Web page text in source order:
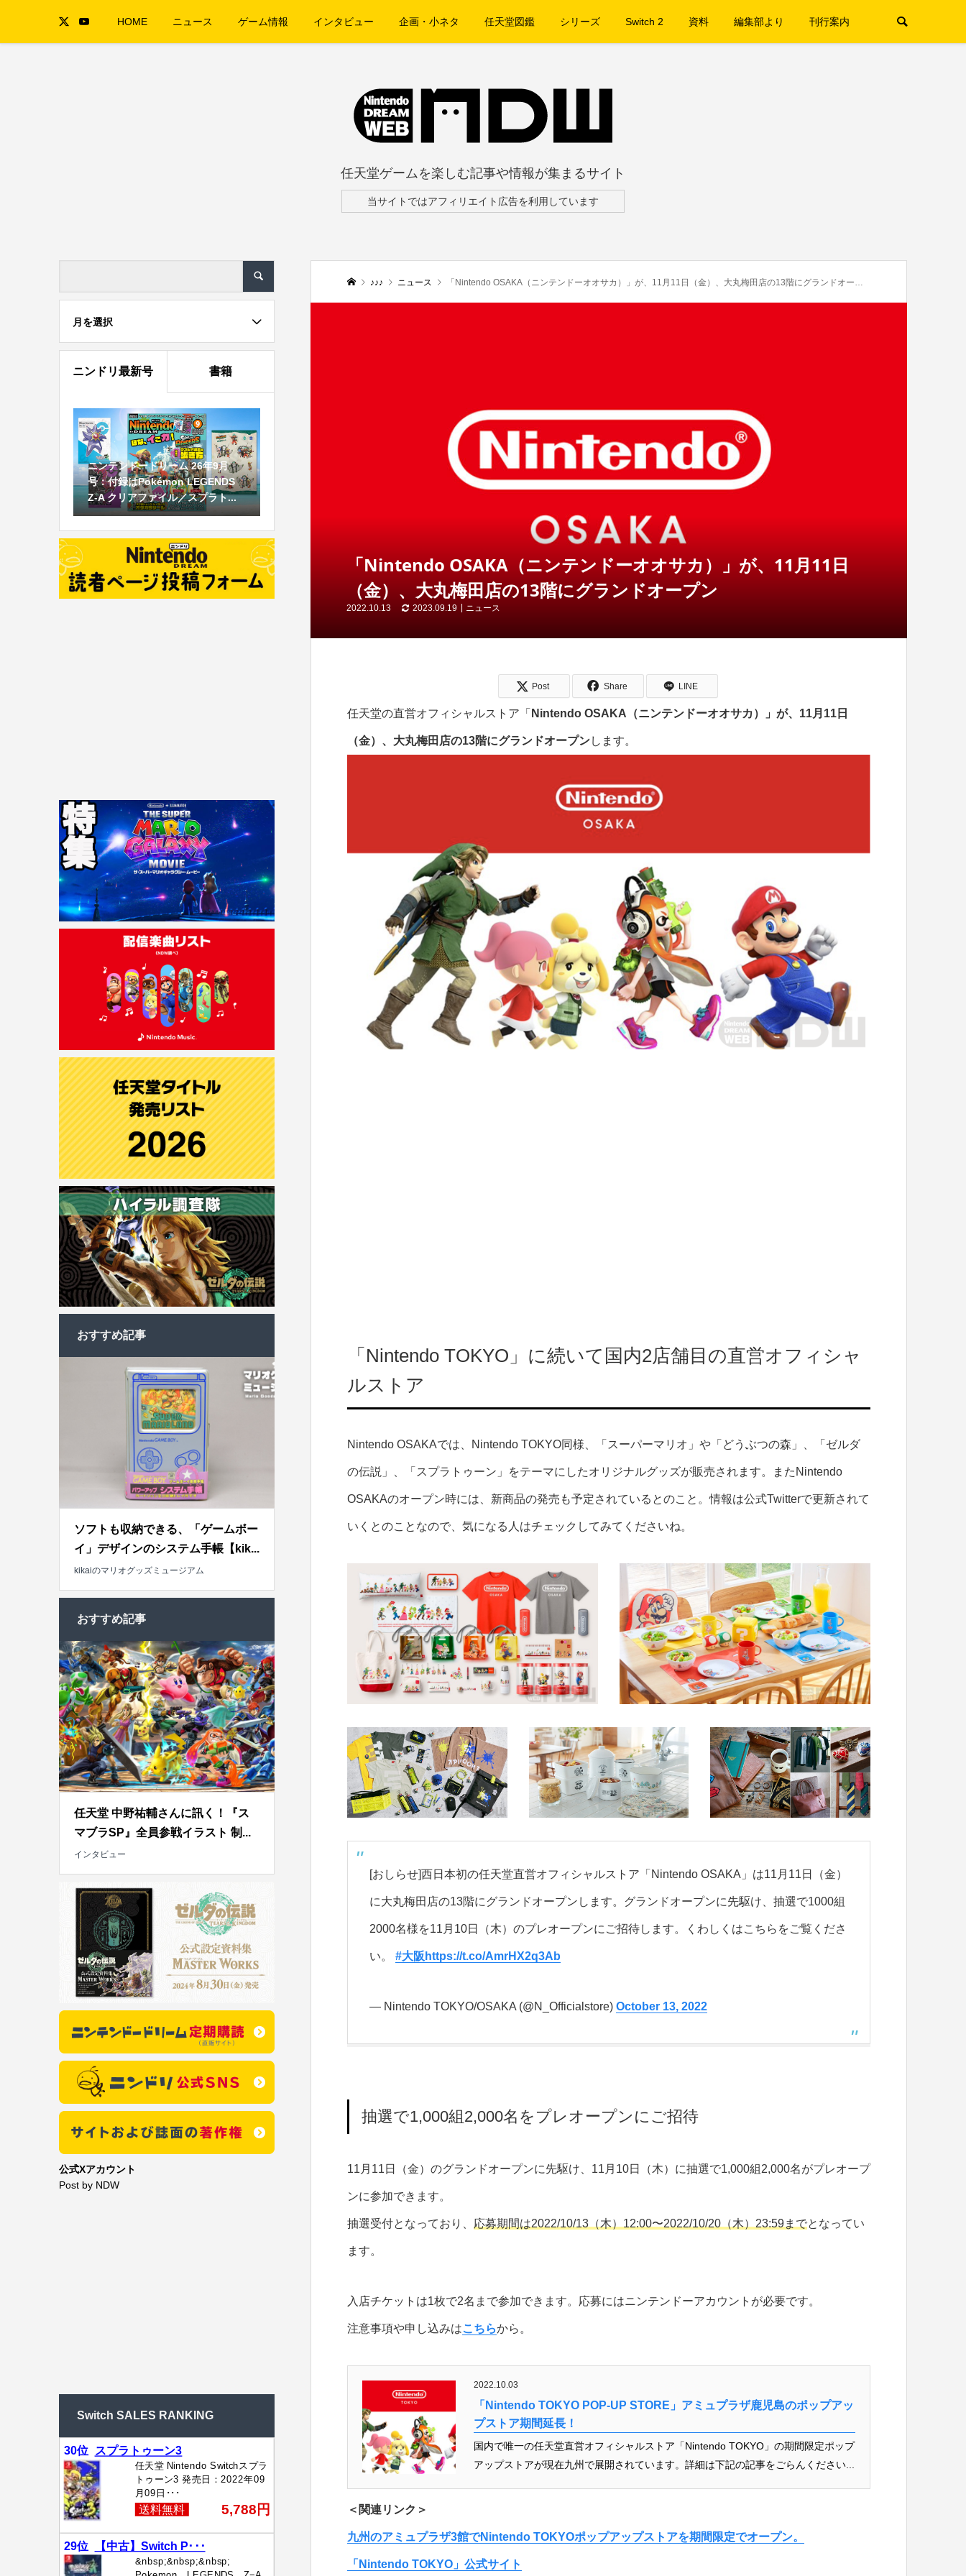
HOME ニュース ゲーム情報 インタビュー 企画・小ネタ 任天堂図鑑 シリーズ Switch 2 資料 編集部より 刊行案内
任天堂ゲームを楽しむ記事や情報が集まるサイト
当サイトではアフィリエイト広告を利用しています
♪♪♪ ニュース 「Nintendo OSAKA（ニンテンドーオオサカ）」が、11月11日（金）、大丸梅田店の13階にグランドオープン
「Nintendo OSAKA（ニンテンドーオオサカ）」が、11月11日
（金）、大丸梅田店の13階にグランドオープン
2022.10.13 2023.09.19 ニュース
Post Share LINE
任天堂の直営オフィシャルストア「 Nintendo OSAKA（ニンテンドーオオサカ）」が、11月11日
（金）、大丸梅田店の13階にグランドオープンします。
「Nintendo TOKYO」に続いて国内2店舗目の直営オフィシャ
ルストア
Nintendo OSAKAでは、Nintendo TOKYO同様、「スーパーマリオ」や「どうぶつの森」、「ゼルダ
の伝説」、「スプラトゥーン」をテーマにしたオリジナルグッズが販売されます。またNintendo
OSAKAのオープン時には、新商品の発売も予定されているとのこと。情報は公式Twitterで更新されて
いくとのことなので、気になる人はチェックしてみてくださいね。
[おしらせ]西日本初の任天堂直営オフィシャルストア「Nintendo OSAKA」は11月11日（金）
に大丸梅田店の13階にグランドオープンします。グランドオープンに先駆け、抽選で1000組
2000名様を11月10日（木）のプレオープンにご招待します。くわしくはこちらをご覧くださ
い。 #大阪 https://t.co/AmrHX2q3Ab
— Nintendo TOKYO/OSAKA (@N_Officialstore) October 13, 2022
抽選で1,000組2,000名をプレオープンにご招待
11月11日（金）のグランドオープンに先駆け、11月10日（木）に抽選で1,000組2,000名がプレオープ
ンに参加できます。
抽選受付となっており、 応募期間は2022/10/13（木）12:00〜2022/10/20（木）23:59までとなってい
ます。
入店チケットは1枚で2名まで参加できます。応募にはニンテンドーアカウントが必要です。
注意事項や申し込みはこちらから。
2022.10.03
「Nintendo TOKYO POP-UP STORE」アミュプラザ鹿児島のポップアッ
プストア期間延長！
国内で唯一の任天堂直営オフィシャルストア「Nintendo TOKYO」の期間限定ポップ
アップストアが現在九州で展開されています。詳細は下記の記事をごらんください...
＜関連リンク＞
九州のアミュプラザ3館でNintendo TOKYOポップアップストアを期間限定でオープン。
「Nintendo TOKYO」公式サイト
月を選択
ニンドリ最新号 書籍
ニンテンドードリーム 26年9月
号：付録はPokémon LEGENDS
Z-A クリアファイル／スプラト...
おすすめ記事
ソフトも収納できる、「ゲームボー
イ」デザインのシステム手帳【kik...
kikaiのマリオグッズミュージアム
おすすめ記事
任天堂 中野祐輔さんに訊く！『ス
マブラSP』全員参戦イラスト 制...
インタビュー
公式Xアカウント
Post by NDW
Switch SALES RANKING